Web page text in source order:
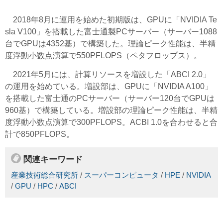
2018年8月に運用を始めた初期版は、GPUに「NVIDIA Te
sla V100」を搭載した富士通製PCサーバー（サーバー1088
台でGPUは4352基）で構築した。理論ピーク性能は、半精
度浮動小数点演算で550PFLOPS（ペタフロップス）。
2021年5月には、計算リソースを増設した「ABCI 2.0」
の運用を始めている。増設部は、GPUに「NVIDIA A100」
を搭載した富士通のPCサーバー（サーバー120台でGPUは
960基）で構築している。増設部の理論ピーク性能は、半精
度浮動小数点演算で300PFLOPS。ACBI 1.0を合わせると合
計で850PFLOPS。
関連キーワード
産業技術総合研究所 / スーパーコンピュータ / HPE / NVIDIA
/ GPU / HPC / ABCI